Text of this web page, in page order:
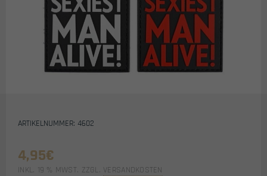
ARTIKELNUMMER: 4602
4,95€
INKL. 19 % MWST. ZZGL. VERSANDKOSTEN